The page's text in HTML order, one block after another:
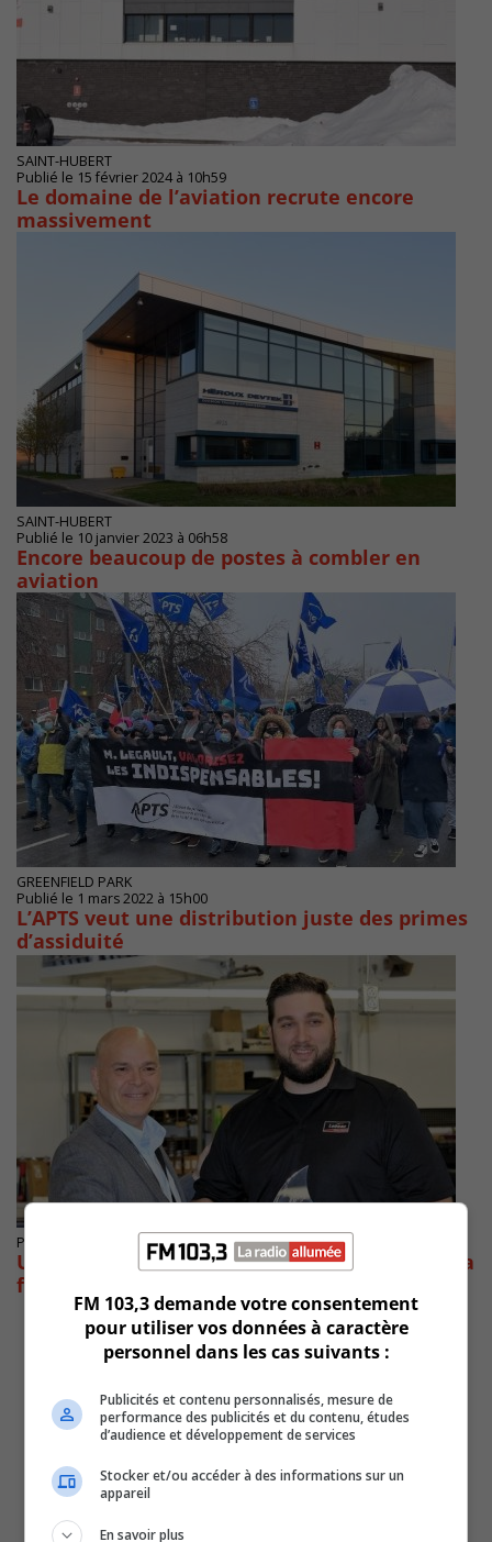
SAINT-HUBERT
Publié le 15 février 2024 à 10h59
Le domaine de l’aviation recrute encore
massivement
SAINT-HUBERT
Publié le 10 janvier 2023 à 06h58
Encore beaucoup de postes à combler en
aviation
GREENFIELD PARK
Publié le 1 mars 2022 à 15h00
L’APTS veut une distribution juste des primes
d’assiduité
Publié le 19 novembre 2019 à 16h15
Un technicien de Longueuil se qualifie pour la
finale nationale de Best of Belron
FM 103,3 demande votre consentement
pour utiliser vos données à caractère
personnel dans les cas suivants :
Publicités et contenu personnalisés, mesure de
performance des publicités et du contenu, études
d’audience et développement de services
Stocker et/ou accéder à des informations sur un
appareil
En savoir plus